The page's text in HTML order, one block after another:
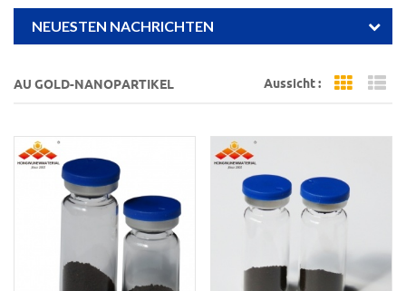
NEUESTEN NACHRICHTEN
AU GOLD-NANOPARTIKEL Aussicht : Grid